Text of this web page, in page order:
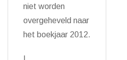
niet worden
overgeheveld naar
het boekjaar 2012.